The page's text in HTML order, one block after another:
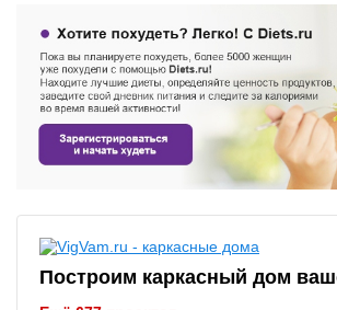
Построим каркасный дом